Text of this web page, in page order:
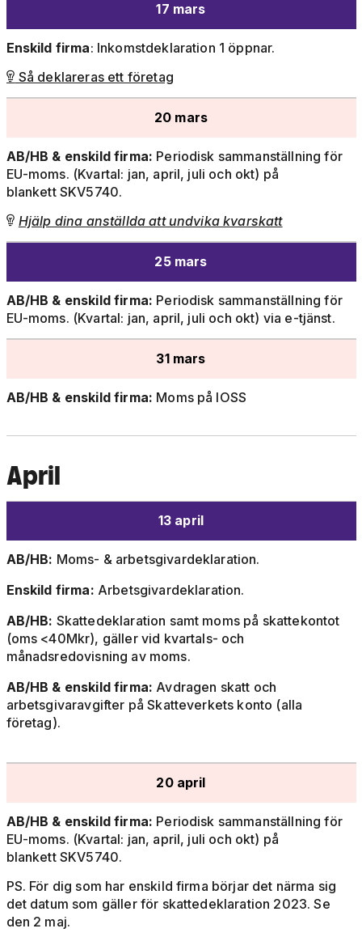
17 mars
Enskild firma: Inkomstdeklaration 1 öppnar.
 Så deklareras ett företag
20 mars
AB/HB & enskild firma: Periodisk sammanställning för
EU-moms. (Kvartal: jan, april, juli och okt) på
blankett SKV5740.
 Hjälp dina anställda att undvika kvarskatt
25 mars
AB/HB & enskild firma: Periodisk sammanställning för
EU-moms. (Kvartal: jan, april, juli och okt) via e-tjänst.
31 mars
AB/HB & enskild firma: Moms på IOSS
April
13 april
AB/HB: Moms- & arbetsgivardeklaration.
Enskild firma: Arbetsgivardeklaration.
AB/HB: Skattedeklaration samt moms på skattekontot
(oms <40Mkr), gäller vid kvartals- och
månadsredovisning av moms.
AB/HB & enskild firma: Avdragen skatt och
arbetsgivaravgifter på Skatteverkets konto (alla
företag).
20 april
AB/HB & enskild firma: Periodisk sammanställning för
EU-moms. (Kvartal: jan, april, juli och okt) på
blankett SKV5740.
PS. För dig som har enskild firma börjar det närma sig
det datum som gäller för skattedeklaration 2023. Se
den 2 maj.